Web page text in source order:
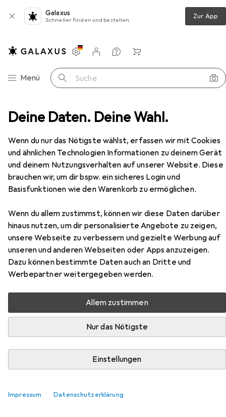
Deine Daten. Deine Wahl.
Wenn du nur das Nötigste wählst, erfassen wir mit Cookies
und ähnlichen Technologien Informationen zu deinem Gerät
und deinem Nutzungsverhalten auf unserer Website. Diese
brauchen wir, um dir bspw. ein sicheres Login und
Basisfunktionen wie den Warenkorb zu ermöglichen.
Wenn du allem zustimmst, können wir diese Daten darüber
hinaus nutzen, um dir personalisierte Angebote zu zeigen,
unsere Webseite zu verbessern und gezielte Werbung auf
unseren und anderen Webseiten oder Apps anzuzeigen.
Dazu können bestimmte Daten auch an Dritte und
Werbepartner weitergegeben werden.
Allem zustimmen
Nur das Nötigste
Einstellungen
Impressum Datenschutzerklärung
Galaxus
Schneller finden und bestellen Zur App
Navigation nach Kategorien
Menü Suche
Einstellungen
Kundenkonto
Vergleichslisten
Merklisten
Warenkorb
Futternapf Savic Kunststoffnapf Picnic
EUR
7,84 bei 2 Stück
Savic Kunststoffnapf Picnic
30 cl
Kunststoffnapf Picnic
Hier findest du passendes Zubehör zum Produkt Savic
Kunststoffnapf Picnic aus der Kategorie Futternapf
Zubehör.
26